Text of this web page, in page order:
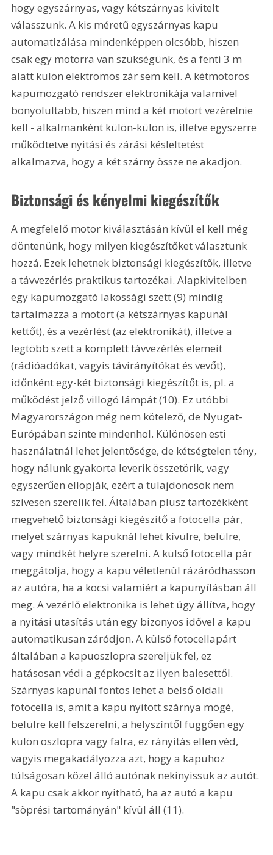
hogy egyszárnyas, vagy kétszárnyas kivitelt
válasszunk. A kis méretű egyszárnyas kapu
automatizálása mindenképpen olcsóbb, hiszen
csak egy motorra van szükségünk, és a fenti 3 m
alatt külön elektromos zár sem kell. A kétmotoros
kapumozgató rendszer elektronikája valamivel
bonyolultabb, hiszen mind a két motort vezérelnie
kell - alkalmanként külön-külön is, illetve egyszerre
működtetve nyitási és zárási késleltetést
alkalmazva, hogy a két szárny össze ne akadjon.
Biztonsági és kényelmi kiegészítők
A megfelelő motor kiválasztásán kívül el kell még
döntenünk, hogy milyen kiegészítőket választunk
hozzá. Ezek lehetnek biztonsági kiegészítők, illetve
a távvezérlés praktikus tartozékai. Alapkivitelben
egy kapumozgató lakossági szett (9) mindig
tartalmazza a motort (a kétszárnyas kapunál
kettőt), és a vezérlést (az elektronikát), illetve a
legtöbb szett a komplett távvezérlés elemeit
(rádióadókat, vagyis távirányítókat és vevőt),
időnként egy-két biztonsági kiegészítőt is, pl. a
működést jelző villogó lámpát (10). Ez utóbbi
Magyarországon még nem kötelező, de Nyugat-
Európában szinte mindenhol. Különösen esti
használatnál lehet jelentősége, de kétségtelen tény,
hogy nálunk gyakorta leverik összetörik, vagy
egyszerűen ellopják, ezért a tulajdonosok nem
szívesen szerelik fel. Általában plusz tartozékként
megvehető biztonsági kiegészítő a fotocella pár,
melyet szárnyas kapuknál lehet kívülre, belülre,
vagy mindkét helyre szerelni. A külső fotocella pár
meggátolja, hogy a kapu véletlenül rázáródhasson
az autóra, ha a kocsi valamiért a kapunyílásban áll
meg. A vezérlő elektronika is lehet úgy állítva, hogy
a nyitási utasítás után egy bizonyos idővel a kapu
automatikusan záródjon. A külső fotocellapárt
általában a kapuoszlopra szereljük fel, ez
hatásosan védi a gépkocsit az ilyen balesettől.
Szárnyas kapunál fontos lehet a belső oldali
fotocella is, amit a kapu nyitott szárnya mögé,
belülre kell felszerelni, a helyszíntől függően egy
külön oszlopra vagy falra, ez rányitás ellen véd,
vagyis megakadályozza azt, hogy a kapuhoz
túlságosan közel álló autónak nekinyissuk az autót.
A kapu csak akkor nyitható, ha az autó a kapu
"söprési tartományán" kívül áll (11).